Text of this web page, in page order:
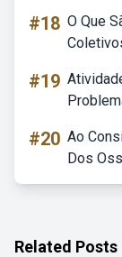
#18 O Que
#19
#20 Ao
Dos
Related Posts